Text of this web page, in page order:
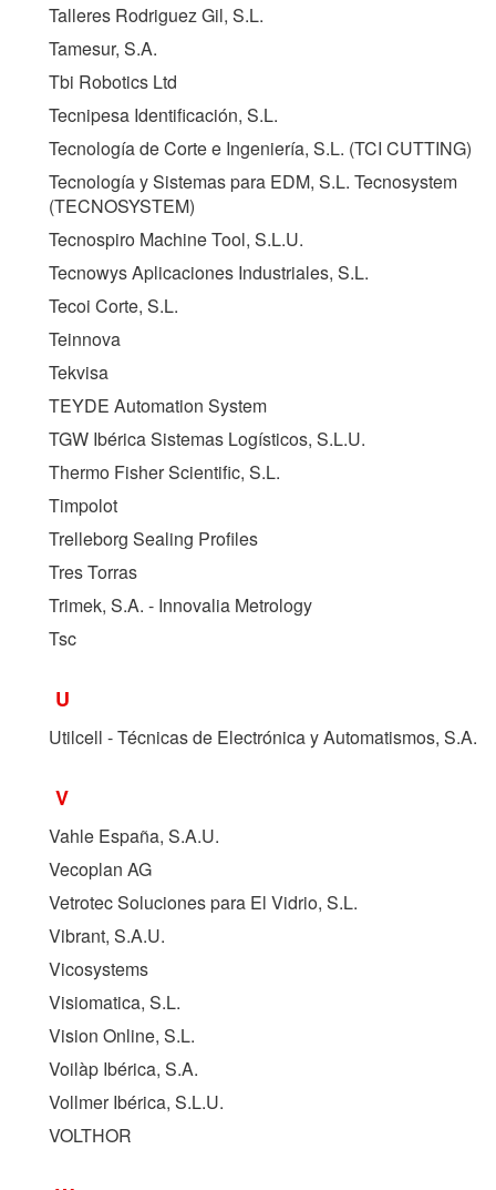
Talleres Rodriguez Gil, S.L.
Tamesur, S.A.
Tbi Robotics Ltd
Tecnipesa Identificación, S.L.
Tecnología de Corte e Ingeniería, S.L. (TCI CUTTING)
Tecnología y Sistemas para EDM, S.L. Tecnosystem
(TECNOSYSTEM)
Tecnospiro Machine Tool, S.L.U.
Tecnowys Aplicaciones Industriales, S.L.
Tecoi Corte, S.L.
Teinnova
Tekvisa
TEYDE Automation System
TGW Ibérica Sistemas Logísticos, S.L.U.
Thermo Fisher Scientific, S.L.
Timpolot
Trelleborg Sealing Profiles
Tres Torras
Trimek, S.A. - Innovalia Metrology
Tsc
U
Utilcell - Técnicas de Electrónica y Automatismos, S.A.
V
Vahle España, S.A.U.
Vecoplan AG
Vetrotec Soluciones para El Vidrio, S.L.
Vibrant, S.A.U.
Vicosystems
Visiomatica, S.L.
Vision Online, S.L.
Voilàp Ibérica, S.A.
Vollmer Ibérica, S.L.U.
VOLTHOR